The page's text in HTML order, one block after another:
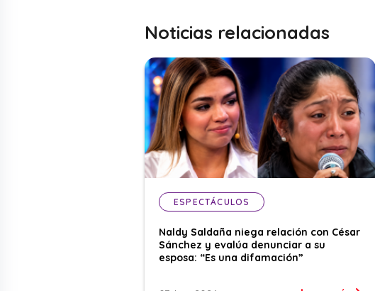
Noticias relacionadas
ESPECTÁCULOS
Naldy Saldaña niega relación con César
Sánchez y evalúa denunciar a su
esposa: “Es una difamación”